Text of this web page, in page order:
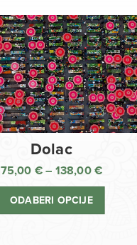
Dolac
75,00 € – 138,00 €
cijena:
ODABERI OPCIJE